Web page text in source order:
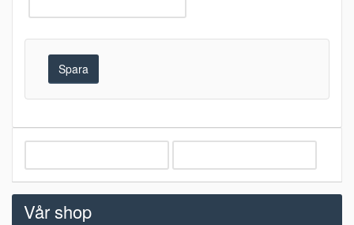
Spara
Vår shop